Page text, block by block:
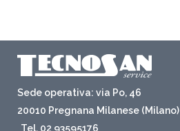
Sede operativa: via Po, 46
20010 Pregnana Milanese (Milano)
Tel. 02 93595176